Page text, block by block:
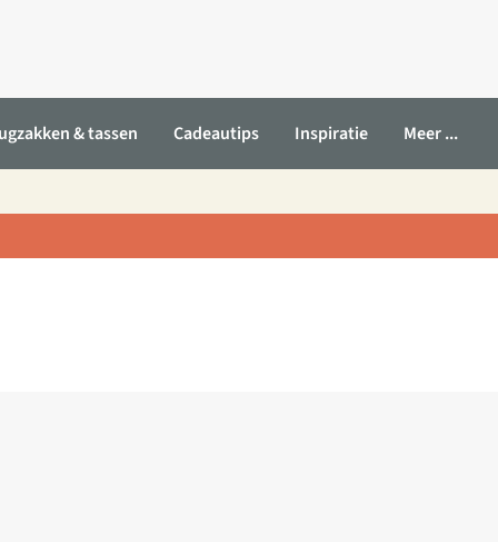
& tassen Cadeautips Inspiratie Meer ...